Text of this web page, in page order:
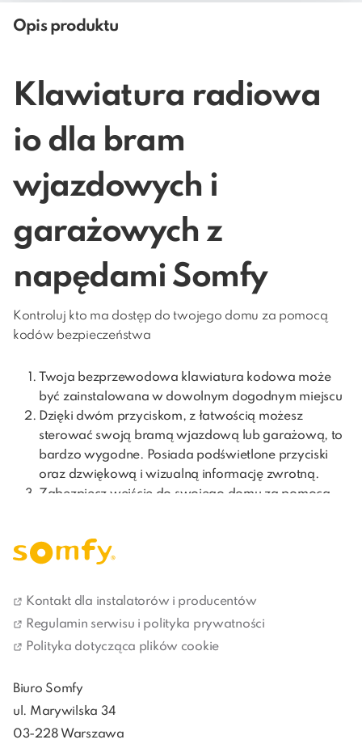
Opis produktu
Klawiatura radiowa
io dla bram
wjazdowych i
garażowych z
napędami Somfy
Kontroluj kto ma dostęp do twojego domu za pomocą
kodów bezpieczeństwa
Twoja bezprzewodowa klawiatura kodowa może
być zainstalowana w dowolnym dogodnym miejscu
Dzięki dwóm przyciskom, z łatwością możesz
sterować swoją bramą wjazdową lub garażową, to
bardzo wygodne. Posiada podświetlone przyciski
oraz dzwiękową i wizualną informację zwrotną.
Zabezpiecz wejście do swojego domu za pomocą
do jej produkcji został zastosowany plastik z
Wytrzymała i nowoczesna metalowa obudowa
chroni przed wandalizmem i wpływem pogody
Kontakt dla instalatorów i producentów
Regulamin serwisu i polityka prywatności
Polityka dotycząca plików cookie
Biuro Somfy
ul. Marywilska 34
03-228 Warszawa